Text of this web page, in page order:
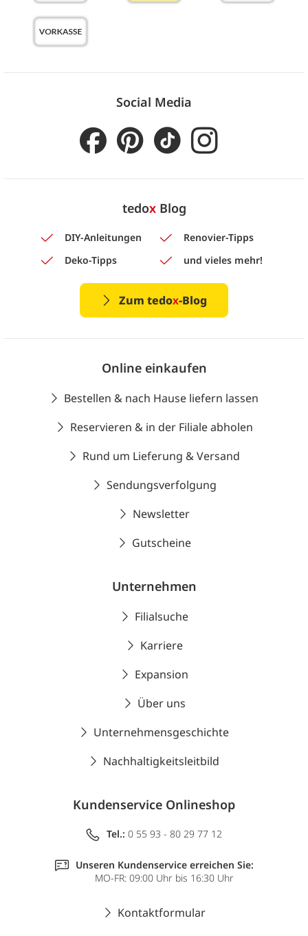
Social Media
tedoxBlog
DIY-Anleitungen
Renovier-Tipps
Deko-Tipps
und vieles mehr!
Zum tedox-Blog
Online einkaufen
Bestellen & nach Hause liefern lassen
Reservieren & in der Filiale abholen
Rund um Lieferung & Versand
Sendungsverfolgung
Newsletter
Gutscheine
Unternehmen
Filialsuche
Karriere
Expansion
Über uns
Unternehmensgeschichte
Nachhaltigkeitsleitbild
Kundenservice Onlineshop
Tel.: 0 55 93 - 80 29 77 12
Unseren Kundenservice erreichen Sie:
MO-FR: 09:00 Uhr bis 16:30 Uhr
Kontaktformular